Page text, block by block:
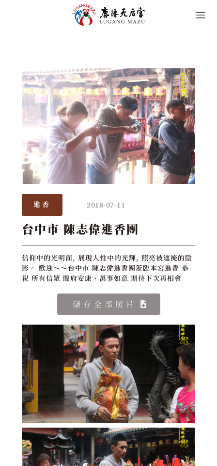
進香 2018-07-11
台中市 陳志偉進香團
信仰中的光明面, 展現人性中的光輝, 照亮被遮掩的陰
影。 歡迎～～台中市 陳志偉進香團蒞臨本宮進香 恭
祝 所有信眾 閤府安康、萬事如意 期待下次再相會
儲存全部照片